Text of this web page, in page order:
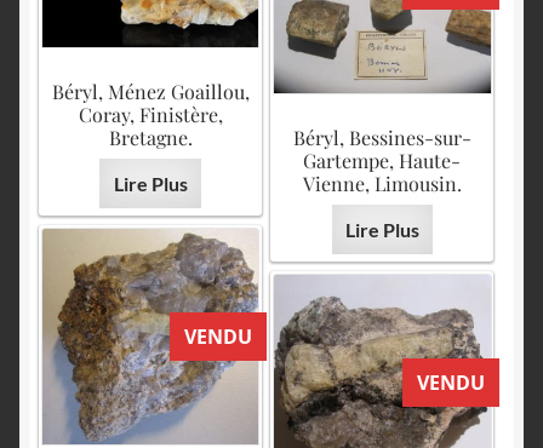
Béryl, Ménez Goaillou,
Coray, Finistère,
Bretagne.
Lire Plus
Béryl, Bessines-sur-
Gartempe, Haute-
Vienne, Limousin.
Lire Plus
VENDU
VENDU